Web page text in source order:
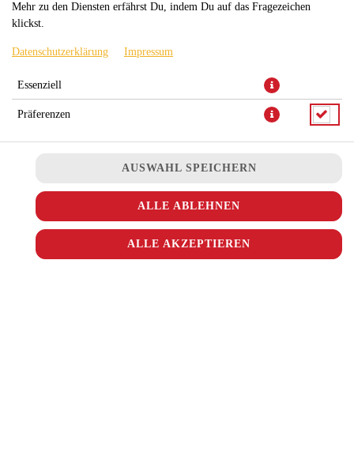
Baklava ist eine aus dem orientalischen Raum stammende Süßware
aus dünnen Teigschichten.
Mehr zu den Diensten erfährst Du, indem Du auf das Fragezeichen
klickst.
Datenschutzerklärung Impressum
Essenziell
Präferenzen
AUSWAHL SPEICHERN
ALLE ABLEHNEN
ALLE AKZEPTIEREN